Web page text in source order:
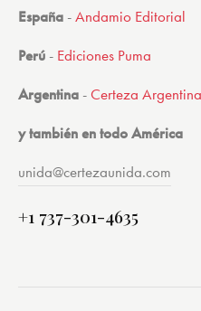
España -Andamio Editorial
Perú - Ediciones Puma
Argentina -Certeza Argentina
y también en todo América
unida@certezaunida.com
+1 737-301-4635